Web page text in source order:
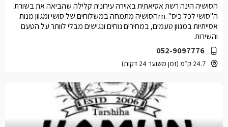
052-9097776
24.7 ק״מ (זמן משוער 24 דקות)
הסושיה הינה רשת אסיאתית באוירה עירונית קלילה שהביאה את בשורת
ה"סושי לכל כיס" .rnהסושיה מתמחה במשלוחים של סושי ומגוון מנות
אסייתיות במגוון טעמים, במחירים נוחים ונגישים מבלי לוותר על הטעם
והשירות.